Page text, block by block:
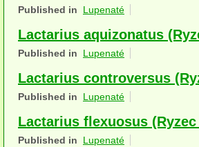
koprofilní
lichenizované
muscikolni
Published in Lupenaté
Lactarius aquizonatus
Published in Lupenaté
Lactarius controversus
Published in Lupenaté
Lactarius flexuosus
Published in Lupenaté